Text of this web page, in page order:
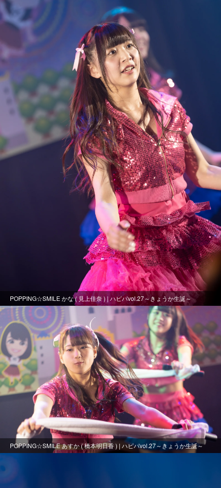
POPPING☆SMILE かな ( 見上佳奈 ) | ハピパvol.27～きょうか生誕～
POPPING☆SMILE あすか ( 橋本明日香 ) | ハピパvol.27～きょうか生誕～